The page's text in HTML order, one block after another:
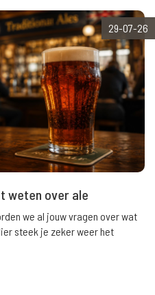
29-07-26
weten over ale
we al jouw vragen over wat
steek je zeker weer het